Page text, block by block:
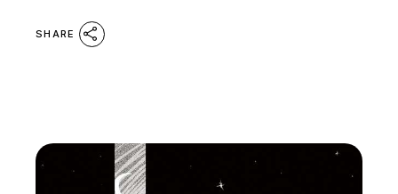
SHARE